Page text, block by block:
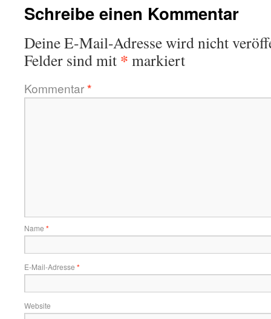
Schreibe einen Kommentar
Deine E-Mail-Adresse wird nicht
Felder sind mit * markiert
Kommentar*
Name *
E-Mail-Adresse *
Website